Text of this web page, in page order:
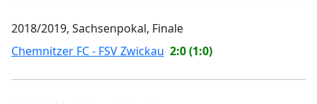
2018/2019, Sachsenpokal, Finale
Chemnitzer FC - FSV Zwickau 2:0 (1:0)